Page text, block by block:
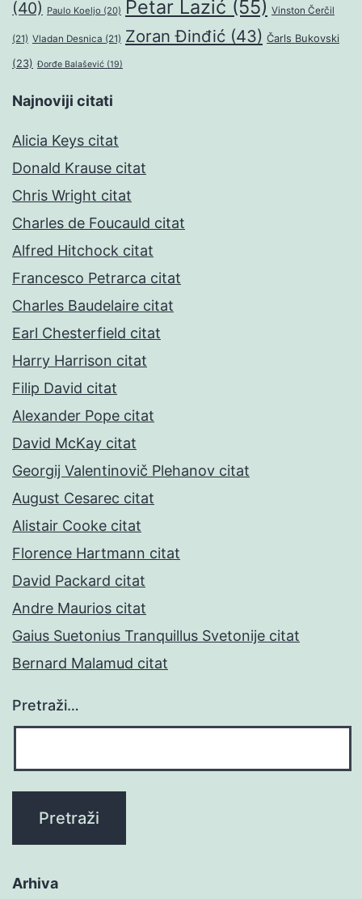
(40) Paulo Koeljo (20) Petar Lazić (55) Vinston Čerčil
(21) Vladan Desnica (21) Zoran Đinđić (43) Čarls Bukovski
(23) Đorđe Balašević (19)
Najnoviji citati
Alicia Keys citat
Donald Krause citat
Chris Wright citat
Charles de Foucauld citat
Alfred Hitchock citat
Francesco Petrarca citat
Charles Baudelaire citat
Earl Chesterfield citat
Harry Harrison citat
Filip David citat
Alexander Pope citat
David McKay citat
Georgij Valentinovič Plehanov citat
August Cesarec citat
Alistair Cooke citat
Florence Hartmann citat
David Packard citat
Andre Maurios citat
Gaius Suetonius Tranquillus Svetonije citat
Bernard Malamud citat
Pretraži…
Arhiva